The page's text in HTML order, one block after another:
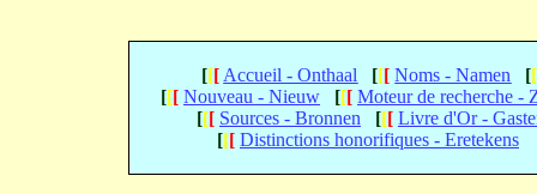
[[[ Accueil - Onthaal [[[ Noms - Namen [[
[[[ Nouveau - Nieuw [[[ Moteur de recherche -
[[[ Sources - Bronnen [[[ Livre d'Or -
[[[ Distinctions honorifiques - Eretekens